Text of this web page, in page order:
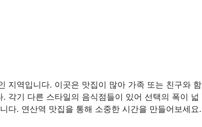
지역입니다. 이곳은 맛집이 많아 가족 또는 친구와 함
각기 다른 스타일의 음식점들이 있어 선택의 폭이 넓
다. 연산역 맛집을 통해 소중한 시간을 만들어보세요.